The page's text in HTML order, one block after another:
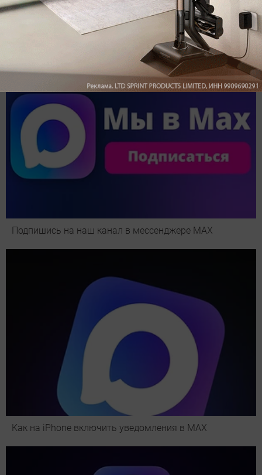
Обзор вертикального пылесоса Dreame Z40 AquaCycle
Pro: гибкий подход к уборке
Подпишись на наш канал в мессенджере МАХ
Как на iPhone включить уведомления в MAX